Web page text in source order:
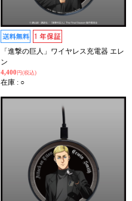
「進撃の巨人」ワイヤレス充電器 エレ
ン
4,400 円(税込)
在庫 : ○